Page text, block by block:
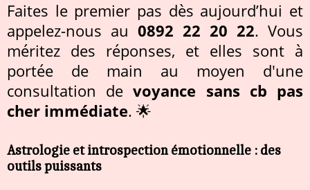
Faites le premier pas dès aujourd’hui et
appelez-nous au 0892 22 20 22. Vous
méritez des réponses, et elles sont à
portée de main au moyen d'une
consultation devoyance sans cb pas
cher immédiate. 🌟
Astrologie et introspection émotionnelle : des
outils puissants